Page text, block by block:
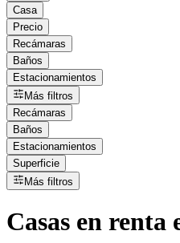
Casa
Precio
Recámaras
Baños
Estacionamientos
Más filtros
Recámaras
Baños
Estacionamientos
Superficie
Más filtros
Casas en renta